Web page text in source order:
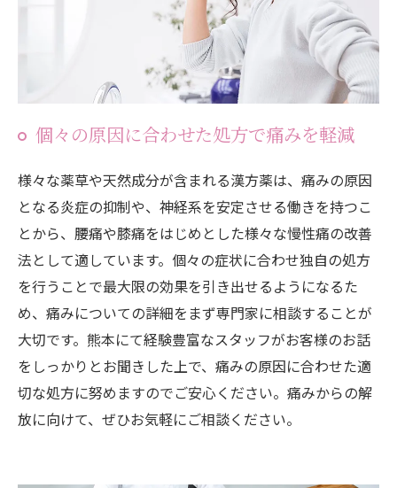
個々の原因に合わせた処方で痛みを軽減
様々な薬草や天然成分が含まれる漢方薬は、痛みの原因
となる炎症の抑制や、神経系を安定させる働きを持つこ
とから、腰痛や膝痛をはじめとした様々な慢性痛の改善
法として適しています。個々の症状に合わせ独自の処方
を行うことで最大限の効果を引き出せるようになるた
め、痛みについての詳細をまず専門家に相談することが
大切です。熊本にて経験豊富なスタッフがお客様のお話
をしっかりとお聞きした上で、痛みの原因に合わせた適
切な処方に努めますのでご安心ください。痛みからの解
放に向けて、ぜひお気軽にご相談ください。